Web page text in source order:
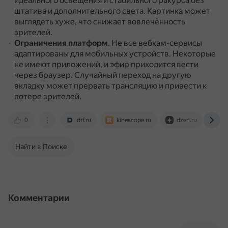
штатива и дополнительного света. Картинка может
выглядеть хуже, что снижает вовлечённость
зрителей.
Ограничения платформ. Не все вебкам-сервисы
адаптированы для мобильных устройств. Некоторые
не имеют приложений, и эфир приходится вести
через браузер. Случайный переход на другую
вкладку может прервать трансляцию и привести к
потере зрителей.
0 dtf.ru kinescope.ru dzen.ru
Найти в Поиске
Комментарии